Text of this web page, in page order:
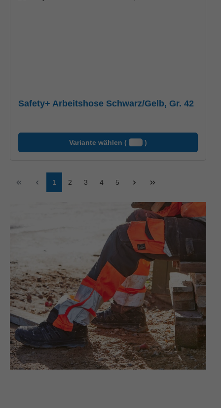
Safety+ Arbeitshose Schwarz/Gelb, Gr. 42
Variante wählen ( )
Seite
1 Seite
2 Seite
3 Seite
4 Seite
5